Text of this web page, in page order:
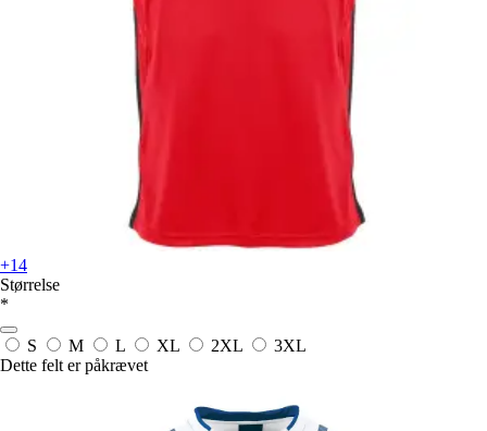
+14
Størrelse
*
S M L XL 2XL
3XL
Dette felt er påkrævet